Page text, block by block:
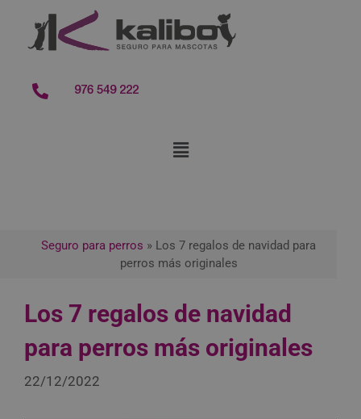
contenido
976 549 222
Seguro para perros » Los 7 regalos de navidad para
perros más originales
Los 7 regalos de navidad
para perros más originales
22/12/2022